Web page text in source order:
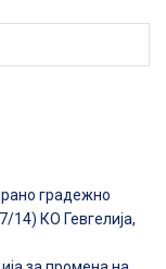
градежно
14) КО Гевгелија,